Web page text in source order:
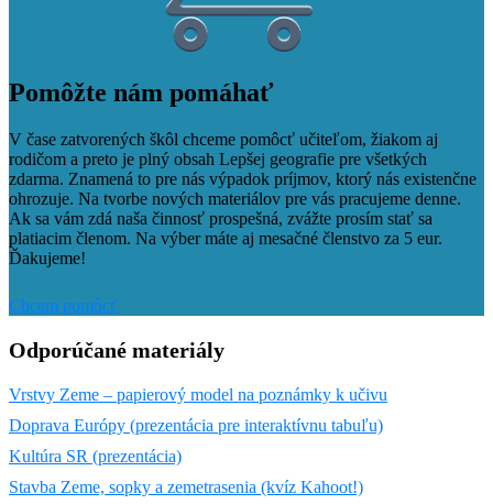
Pomôžte nám pomáhať
V čase zatvorených škôl chceme pomôcť učiteľom, žiakom aj
rodičom a preto je plný obsah Lepšej geografie pre všetkých
zdarma. Znamená to pre nás výpadok príjmov, ktorý nás existenčne
ohrozuje. Na tvorbe nových materiálov pre vás pracujeme denne.
Ak sa vám zdá naša činnosť prospešná, zvážte prosím stať sa
platiacim členom. Na výber máte aj mesačné členstvo za 5 eur.
Ďakujeme!
Chcem pomôcť
Odporúčané materiály
​Vrstvy Zeme – papierový model na poznámky k učivu
Doprava Európy (prezentácia pre interaktívnu tabuľu)
Kultúra SR (prezentácia)
Stavba Zeme, sopky a zemetrasenia (kvíz Kahoot!)